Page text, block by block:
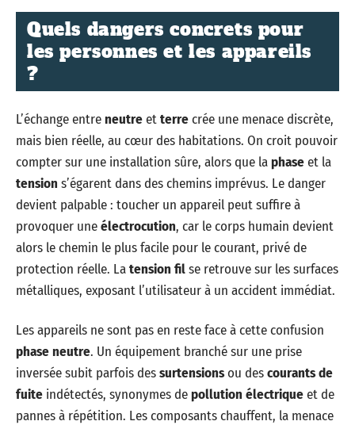
Quels dangers concrets pour
les personnes et les appareils
?
L’échange entreneutreetterrecrée une menace discrète,
mais bien réelle, au cœur des habitations. On croit pouvoir
compter sur une installation sûre, alors que laphaseet la
tension s’égarent dans des chemins imprévus. Le danger
devient palpable : toucher un appareil peut suffire à
provoquer uneélectrocution, car le corps humain devient
alors le chemin le plus facile pour le courant, privé de
protection réelle. Latension filse retrouve sur les surfaces
métalliques, exposant l’utilisateur à un accident immédiat.
Les appareils ne sont pas en reste face à cette confusion
phase neutre. Un équipement branché sur une prise
inversée subit parfois dessurtensionsou descourants de
fuite indétectés, synonymes depollution électriqueet de
pannes à répétition. Les composants chauffent, la menace